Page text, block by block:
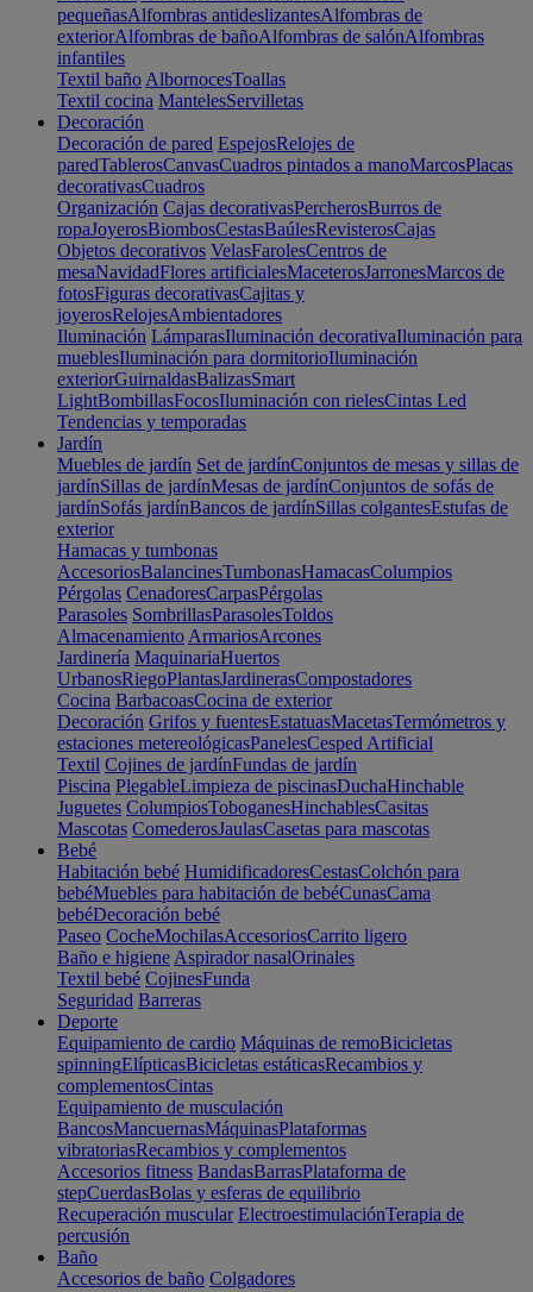
pequeñasAlfombras antideslizantesAlfombras de
exteriorAlfombras de bañoAlfombras de salónAlfombras
infantiles
Textil baño AlbornocesToallas
Textil cocina MantelesServilletas
Decoración
Decoración de pared EspejosRelojes de
paredTablerosCanvasCuadros pintados a manoMarcosPlacas
decorativasCuadros
Organización Cajas decorativasPercherosBurros de
ropaJoyerosBiombosCestasBaúlesRevisterosCajas
Objetos decorativos VelasFarolesCentros de
mesaNavidadFlores artificialesMaceterosJarronesMarcos de
fotosFiguras decorativasCajitas y
joyerosRelojesAmbientadores
Iluminación LámparasIluminación decorativaIluminación para
mueblesIluminación para dormitorioIluminación
exteriorGuirnaldasBalizasSmart
LightBombillasFocosIluminación con rielesCintas Led
Tendencias y temporadas
Jardín
Muebles de jardín Set de jardínConjuntos de mesas y sillas de
jardínSillas de jardínMesas de jardínConjuntos de sofás de
jardínSofás jardínBancos de jardínSillas colgantesEstufas de
exterior
Hamacas y tumbonas
AccesoriosBalancinesTumbonasHamacasColumpios
Pérgolas CenadoresCarpasPérgolas
Parasoles SombrillasParasolesToldos
Almacenamiento ArmariosArcones
Jardinería MaquinariaHuertos
UrbanosRiegoPlantasJardinerasCompostadores
Cocina BarbacoasCocina de exterior
Decoración Grifos y fuentesEstatuasMacetasTermómetros y
estaciones metereológicasPanelesCesped Artificial
Textil Cojines de jardínFundas de jardín
Piscina PlegableLimpieza de piscinasDuchaHinchable
Juguetes ColumpiosToboganesHinchablesCasitas
Mascotas ComederosJaulasCasetas para mascotas
Bebé
Habitación bebé HumidificadoresCestasColchón para
bebéMuebles para habitación de bebéCunasCama
bebéDecoración bebé
Paseo CocheMochilasAccesoriosCarrito ligero
Baño e higiene Aspirador nasalOrinales
Textil bebé CojinesFunda
Seguridad Barreras
Deporte
Equipamiento de cardio Máquinas de remoBicicletas
spinningElípticasBicicletas estáticasRecambios y
complementosCintas
Equipamiento de musculación
BancosMancuernasMáquinasPlataformas
vibratoriasRecambios y complementos
Accesorios fitness BandasBarrasPlataforma de
stepCuerdasBolas y esferas de equilibrio
Recuperación muscular ElectroestimulaciónTerapia de
percusión
Baño
Accesorios de baño Colgadores